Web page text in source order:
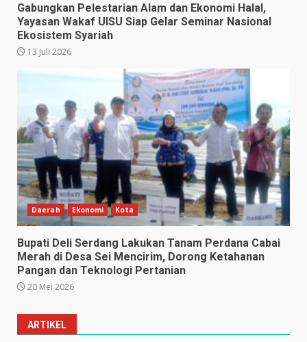
Gabungkan Pelestarian Alam dan Ekonomi Halal,
Yayasan Wakaf UISU Siap Gelar Seminar Nasional
Ekosistem Syariah
13 Juli 2026
Daerah Ekonomi Kota
Bupati Deli Serdang Lakukan Tanam Perdana Cabai
Merah di Desa Sei Mencirim, Dorong Ketahanan
Pangan dan Teknologi Pertanian
20 Mei 2026
ARTIKEL